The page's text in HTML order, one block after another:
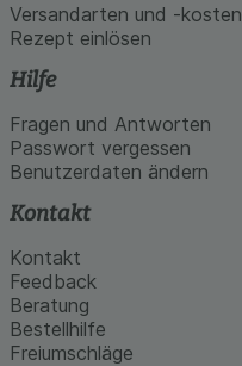
Versandarten und -kosten
Rezept einlösen
Hilfe
Fragen und Antworten
Passwort vergessen
Benutzerdaten ändern
Kontakt
Kontakt
Feedback
Beratung
Bestellhilfe
Freiumschläge